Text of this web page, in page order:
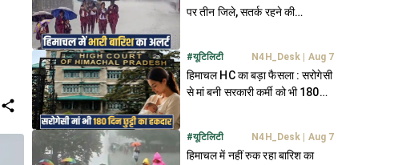
पर तीन जिले, सतर्क रहने की
#यूटिलिटी N4H_Desk Aug 7
हिमाचल HC का बड़ा फैसला : सरोगेसी
से मां बनी सरकारी कर्मी को भी 180
#यूटिलिटी N4H_Desk Aug 7
हिमाचल में नहीं रुक रहा बारिश का